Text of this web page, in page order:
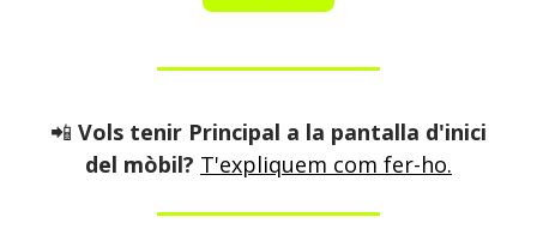
📲 Vols tenir Principal a la pantalla d'inici
del mòbil? T'expliquem com fer-ho.